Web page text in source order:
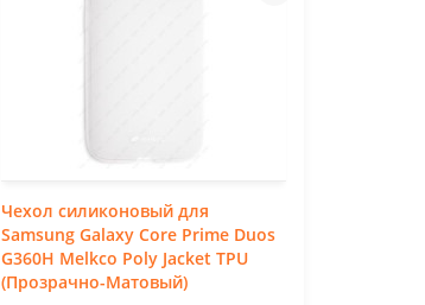
Чехол силиконовый для
Samsung Galaxy Core Prime Duos
G360H Melkco Poly Jacket TPU
(Прозрачно-Матовый)